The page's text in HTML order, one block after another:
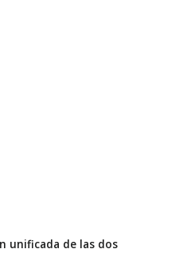
unificada de las dos